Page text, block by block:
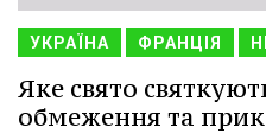
УКРАЇНА ФРАНЦІЯ
Яке свято
обмеження та